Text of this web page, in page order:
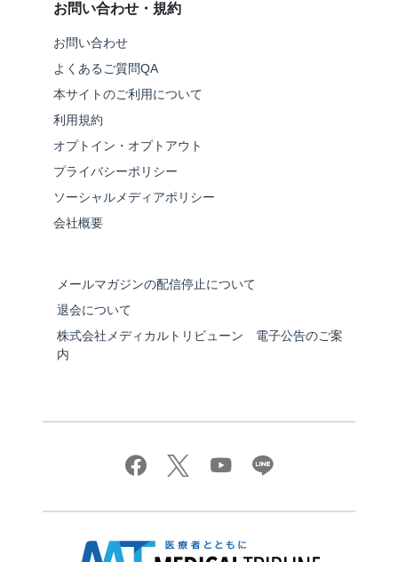
お問い合わせ・規約
お問い合わせ
よくあるご質問QA
本サイトのご利用について
利用規約
オプトイン・オプトアウト
プライバシーポリシー
ソーシャルメディアポリシー
会社概要
メールマガジンの配信停止について
退会について
株式会社メディカルトリビューン 電子公告のご案
内